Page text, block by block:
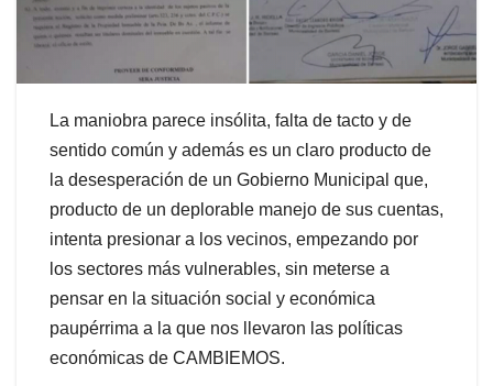
La maniobra parece insólita, falta de tacto y de
sentido común y además es un claro producto de
la desesperación de un Gobierno Municipal que,
producto de un deplorable manejo de sus cuentas,
intenta presionar a los vecinos, empezando por
los sectores más vulnerables, sin meterse a
pensar en la situación social y económica
paupérrima a la que nos llevaron las políticas
económicas de CAMBIEMOS.